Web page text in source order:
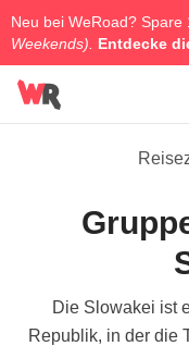
Neu bei WeRoad? Spare
Weekends).
Entdecke
Die Slowakei ist
Republik, in der die